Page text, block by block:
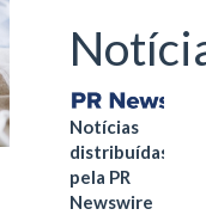
Notícias
distribuídas
pela PR
Newswire